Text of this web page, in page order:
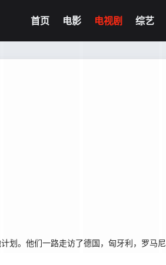
首页 电影 电视剧 综艺
划。他们一路走访了德国，匈牙利，罗马尼